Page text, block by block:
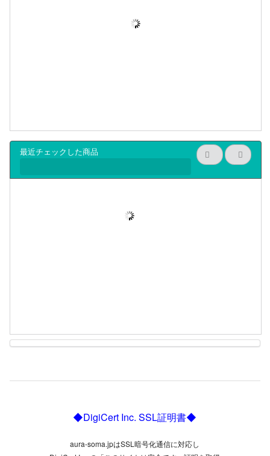
最近チェックした商品
◆DigiCert Inc. SSL証明書◆
aura-soma.jpはSSL暗号化通信に対応し